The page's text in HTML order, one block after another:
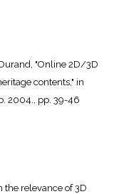
"Online 2D/3D
contents," in
2004., pp. 39-46
the relevance of 3D